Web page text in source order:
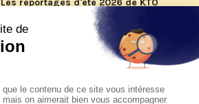
Les reportages d'été 2026 de KTO
Article
La visite pastorale du pape Léon
jeudi 6 août